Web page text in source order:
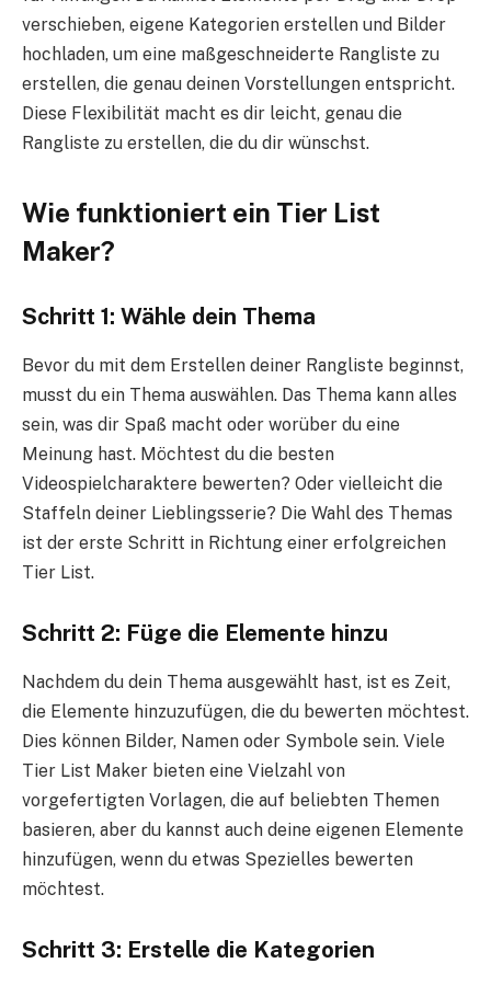
verschieben, eigene Kategorien erstellen und Bilder
hochladen, um eine maßgeschneiderte Rangliste zu
erstellen, die genau deinen Vorstellungen entspricht.
Diese Flexibilität macht es dir leicht, genau die
Rangliste zu erstellen, die du dir wünschst.
Wie funktioniert ein Tier List
Maker?
Schritt 1: Wähle dein Thema
Bevor du mit dem Erstellen deiner Rangliste beginnst,
musst du ein Thema auswählen. Das Thema kann alles
sein, was dir Spaß macht oder worüber du eine
Meinung hast. Möchtest du die besten
Videospielcharaktere bewerten? Oder vielleicht die
Staffeln deiner Lieblingsserie? Die Wahl des Themas
ist der erste Schritt in Richtung einer erfolgreichen
Tier List.
Schritt 2: Füge die Elemente hinzu
Nachdem du dein Thema ausgewählt hast, ist es Zeit,
die Elemente hinzuzufügen, die du bewerten möchtest.
Dies können Bilder, Namen oder Symbole sein. Viele
Tier List Maker bieten eine Vielzahl von
vorgefertigten Vorlagen, die auf beliebten Themen
basieren, aber du kannst auch deine eigenen Elemente
hinzufügen, wenn du etwas Spezielles bewerten
möchtest.
Schritt 3: Erstelle die Kategorien